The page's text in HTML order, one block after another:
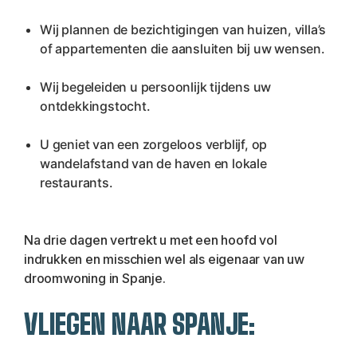
Wij plannen de bezichtigingen van huizen, villa’s
of appartementen die aansluiten bij uw wensen.
Wij begeleiden u persoonlijk tijdens uw
ontdekkingstocht.
U geniet van een zorgeloos verblijf, op
wandelafstand van de haven en lokale
restaurants.
Na drie dagen vertrekt u met een hoofd vol
indrukken en misschien wel als eigenaar van uw
droomwoning in Spanje.
VLIEGEN NAAR SPANJE: